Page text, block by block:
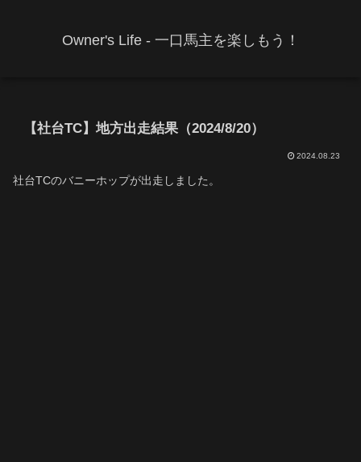
Owner's Life - 一口馬主を楽しもう！
【社台TC】地方出走結果（2024/8/20）
2024.08.23
社台TCのバニーホップが出走しました。